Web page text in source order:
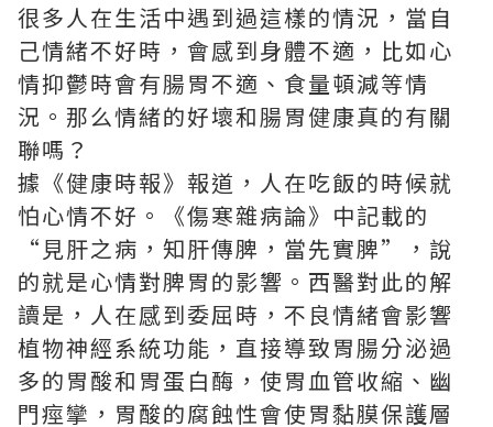
很多人在生活中遇到過這樣的情況，當自
己情緒不好時，會感到身體不適，比如心
情抑鬱時會有腸胃不適、食量頓減等情
況。那么情緒的好壞和腸胃健康真的有關
聯嗎？
據《健康時報》報道，人在吃飯的時候就
怕心情不好。《傷寒雜病論》中記載的
“見肝之病，知肝傳脾，當先實脾”，說
的就是心情對脾胃的影響。西醫對此的解
讀是，人在感到委屈時，不良情緒會影響
植物神經系統功能，直接導致胃腸分泌過
多的胃酸和胃蛋白酶，使胃血管收縮、幽
門痙攣，胃酸的腐蝕性會使胃黏膜保護層